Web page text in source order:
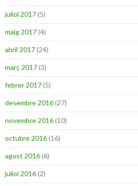
juliol 2017(5)
maig 2017(4)
abril 2017(24)
març 2017(3)
febrer 2017(5)
desembre 2016(27)
novembre 2016(10)
octubre 2016(16)
agost 2016(6)
juliol 2016(2)